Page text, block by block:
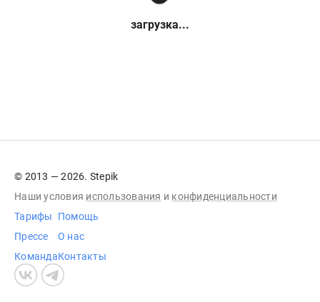
загрузка...
© 2013 — 2026. Stepik
Наши условия использования и конфиденциальности
Тарифы
Прессе
Команда
Помощь
О нас
Контакты